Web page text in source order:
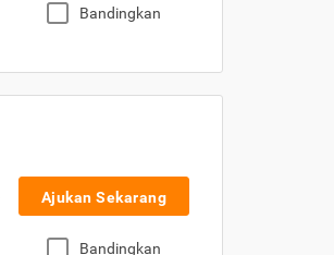
Bandingkan
Ajukan Sekarang
Bandingkan